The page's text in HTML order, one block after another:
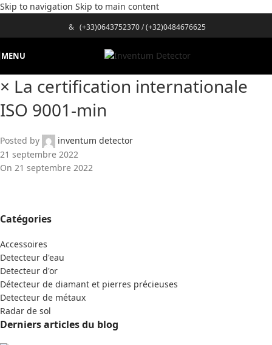
Skip to navigation Skip to main content
& (+33)0643752370/(+32)0484676625
MENU
× La certification internationale
ISO 9001-min
Posted by
inventum detector
21 septembre 2022
On 21 septembre 2022
Catégories
Accessoires
Detecteur d'eau
Detecteur d'or
Détecteur de diamant et pierres précieuses
Detecteur de métaux
Radar de sol
Derniers articles du blog